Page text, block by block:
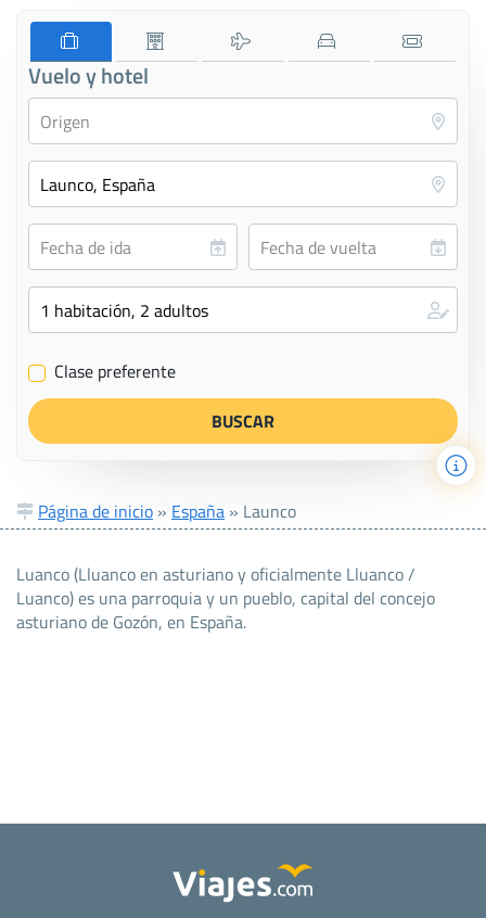
Vuelo y hotel
✔ Clase preferente
Página de inicio » España » Launco
Luanco (Lluanco en asturiano y oficialmente Lluanco /
Luanco) es una parroquia y un pueblo, capital del concejo
asturiano de Gozón, en España.